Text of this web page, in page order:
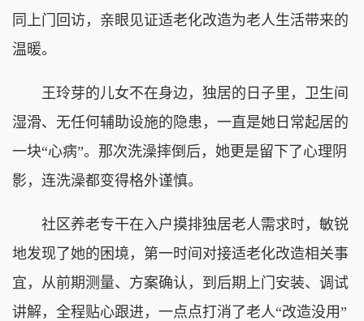
同上门回访，亲眼见证适老化改造为老人生活带来的
温暖。
王玲芽的儿女不在身边，独居的日子里，卫生间
湿滑、无任何辅助设施的隐患，一直是她日常起居的
一块“心病”。那次洗澡摔倒后，她更是留下了心理阴
影，连洗澡都变得格外谨慎。
社区养老专干在入户摸排独居老人需求时，敏锐
地发现了她的困境，第一时间对接适老化改造相关事
宜，从前期测量、方案确认，到后期上门安装、调试
讲解，全程贴心跟进，一点点打消了老人“改造没用”